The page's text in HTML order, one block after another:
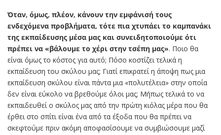
Όταν, όμως, πλέον, κάνουν την εμφάνισή τους
ενδεχόμενα προβλήματα, τότε πια χτυπάει το καμπανάκι
της εκπαίδευσης μέσα μας και συνειδητοποιούμε ότι
πρέπει να «βάλουμε το χέρι στην τσέπη μας». Ποιο θα
είναι όμως το κόστος για αυτό; Πόσο κοστίζει τελικά η
εκπαίδευση του σκύλου μας; Γιατί επικρατεί η άποψη πως μια
εκπαίδευση σκύλου είναι πάντα μια «πολυτέλεια» στην οποία
δεν είναι εύκολο να βρεθούμε όλοι μας; Μήπως τελικά το να
εκπαιδευθεί ο σκύλος μας από την πρώτη κιόλας μέρα που θα
έρθει στο σπίτι είναι ένα από τα έξοδα που θα πρέπει να
σκεφτούμε πριν ακόμη αποφασίσουμε να συμβιώσουμε μαζί